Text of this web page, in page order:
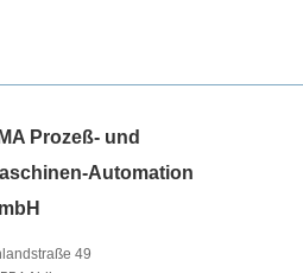
Prozeß- und
Automation
49